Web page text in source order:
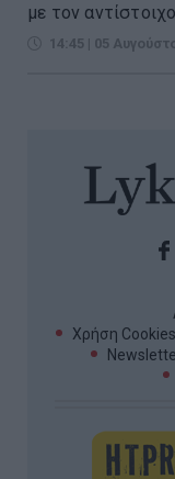
με τον αντίστοιχο
14:45 | 05
Χρήση